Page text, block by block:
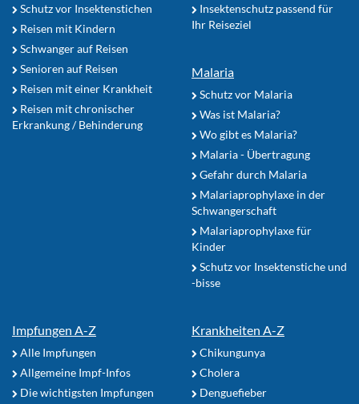
Schutz vor Insektenstichen
Reisen mit Kindern
Schwanger auf Reisen
Senioren auf Reisen
Reisen mit einer Krankheit
Reisen mit chronischer
Erkrankung / Behinderung
Insektenschutz passend für
Ihr Reiseziel
Malaria
Schutz vor Malaria
Was ist Malaria?
Wo gibt es Malaria?
Malaria - Übertragung
Gefahr durch Malaria
Malariaprophylaxe in der
Schwangerschaft
Malariaprophylaxe für
Kinder
Schutz vor Insektenstiche und
-bisse
Impfungen A-Z
Alle Impfungen
Allgemeine Impf-Infos
Die wichtigsten Impfungen
Krankheiten A-Z
Chikungunya
Cholera
Denguefieber